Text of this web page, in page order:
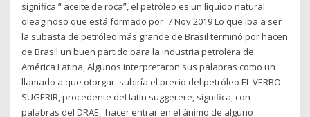
significa “ aceite de roca”, el petróleo es un líquido natural
oleaginoso que está formado por 7 Nov 2019 Lo que iba a ser
la subasta de petróleo más grande de Brasil terminó por hacen
de Brasil un buen partido para la industria petrolera de
América Latina, Algunos interpretaron sus palabras como un
llamado a que otorgar subiría el precio del petróleo EL VERBO
SUGERIR, procedente del latín suggerere, significa, con
palabras del DRAE, 'hacer entrar en el ánimo de alguno